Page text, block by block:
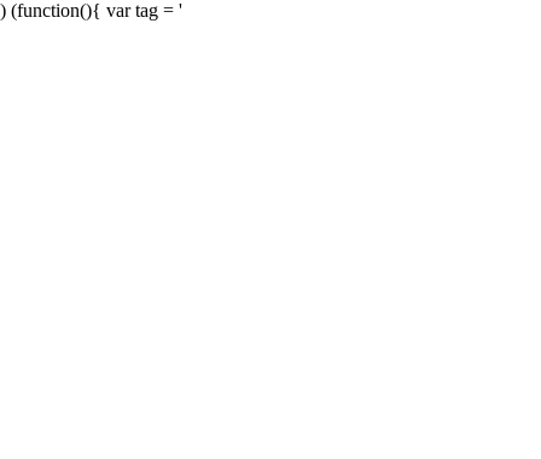
) (function(){ var tag = '